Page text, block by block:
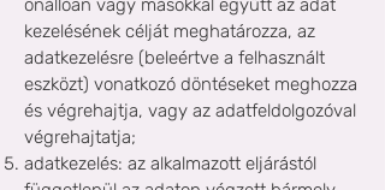
önállóan vagy másokkal együtt az adat
kezelésének célját meghatározza, az
adatkezelésre (beleértve a felhasznált
eszközt) vonatkozó döntéseket meghozza
és végrehajtja, vagy az adatfeldolgozóval
végrehajtatja;
adatkezelés: az alkalmazott eljárástól